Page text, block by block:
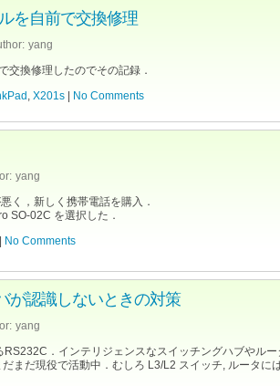
を自前で交換修理
yang
交換修理したのでその記録．
, X201s No Comments
yang
く，新しく携帯電話を購入．
SO-02C を選択した．
No Comments
が認識しないときの対策
yang
．インテリジェンスなスイッチングハブやル
まだ現役で活動中．むしろ L3/L2 スイッチ, ルータに